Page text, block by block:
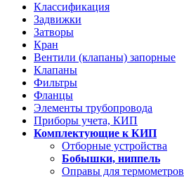
Классификация
Задвижки
Затворы
Кран
Вентили (клапаны) запорные
Клапаны
Фильтры
Фланцы
Элементы трубопровода
Приборы учета, КИП
Комплектующие к КИП
Отборные устройства
Бобышки, ниппель
Оправы для термометров